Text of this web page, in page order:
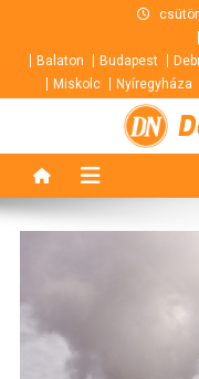
contentBalaton Budapest
Miskolc
Nyíregyháza